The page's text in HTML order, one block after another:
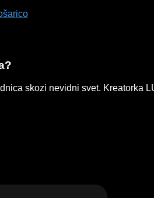
skozi nevidni svet. Kreatorka